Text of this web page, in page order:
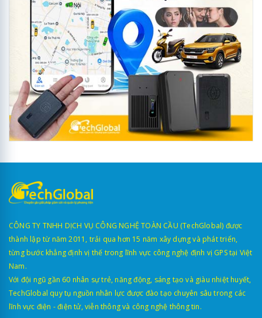
CÔNG TY TNHH DỊCH VỤ CÔNG NGHỆ TOÀN CẦU (TechGlobal) được
thành lập từ năm 2011, trải qua hơn 15 năm xây dựng và phát triển,
từng bước khẳng định vị thế trong lĩnh vực công nghệ định vị GPS tại Việt
Nam.
Với đội ngũ gần 60 nhân sự trẻ, năng động, sáng tạo và giàu nhiệt huyết,
TechGlobal quy tụ nguồn nhân lực được đào tạo chuyên sâu trong các
lĩnh vực điện - điện tử, viễn thông và công nghệ thông tin.